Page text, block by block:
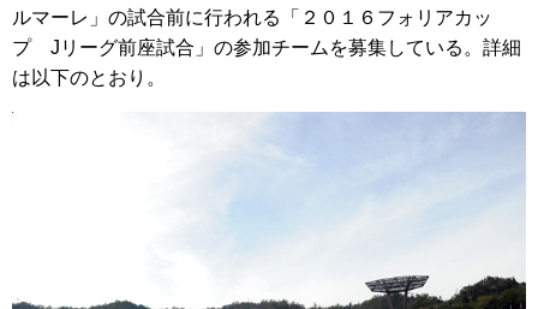
ルマーレ」の試合前に行われる「２０１６フォリアカッ
プ Jリーグ前座試合」の参加チームを募集している。詳細
は以下のとおり。